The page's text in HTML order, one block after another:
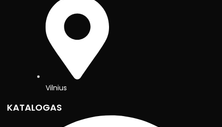
Vilnius
KATALOGAS